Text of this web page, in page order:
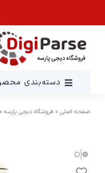
دسته‌بندی
صفحه اصلی » فروشگاه دیجی پارسه »